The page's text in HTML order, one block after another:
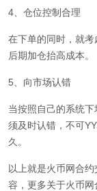
4、仓位控制合理
在下单的同时，就
后期加仓抬高成本。
5、向市场认错
当按照自己的系统
须及时认错，不可
久。
以上就是火币网合
容，更多关于火币网